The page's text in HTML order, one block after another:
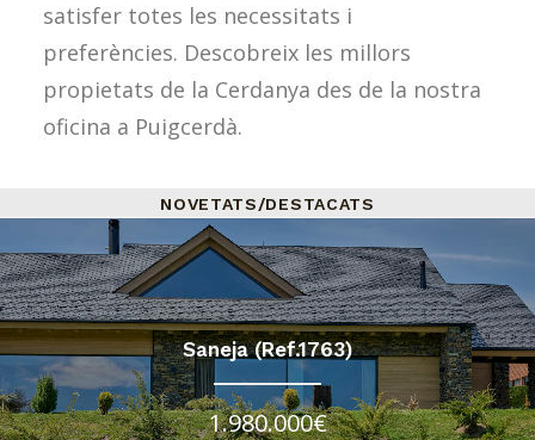
satisfer totes les necessitats i
preferències. Descobreix les millors
propietats de la Cerdanya des de la nostra
oficina a Puigcerdà.
NOVETATS/DESTACATS
Saneja (Ref.1763)
1.980.000€